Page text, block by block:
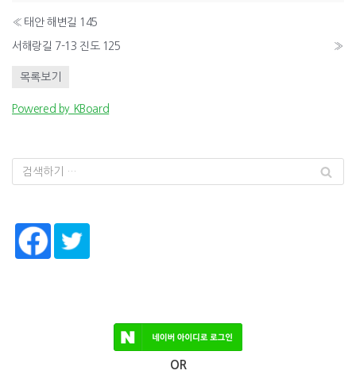
« 태안 해변길 145
서해랑길 7-13 진도 125 »
목록보기
Powered by KBoard
OR